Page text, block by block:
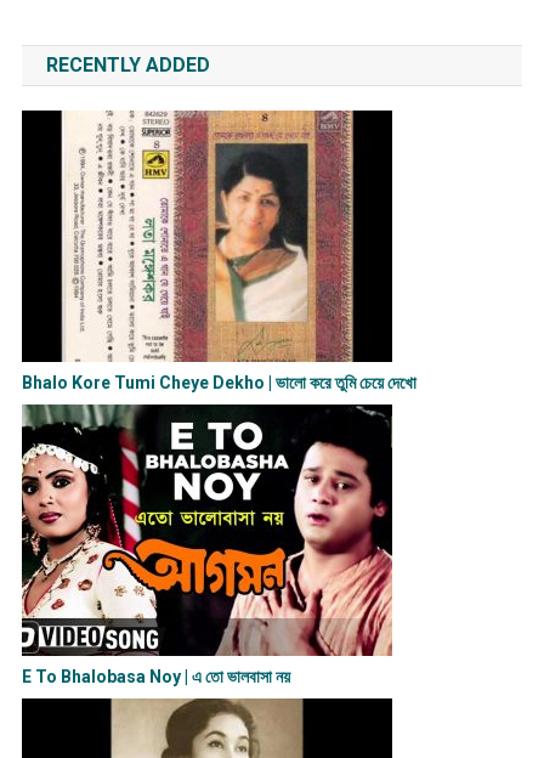
RECENTLY ADDED
Bhalo Kore Tumi Cheye Dekho | ভালো করে তুমি চেয়ে দেখো
E To Bhalobasa Noy | এ তো ভালবাসা ন​য়